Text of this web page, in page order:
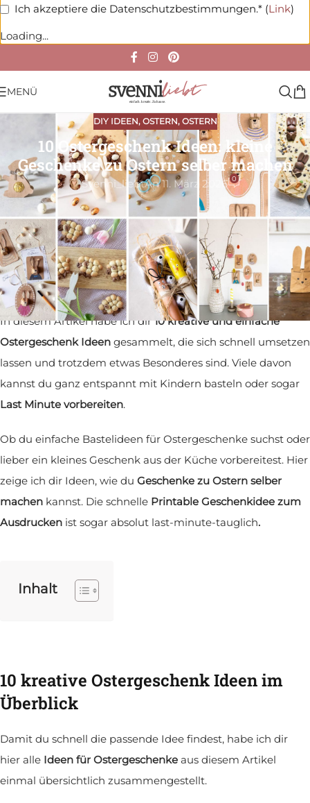
Ich akzeptiere die Datenschutzbestimmungen.* (Link)
Loading...
MENÜ
DIY IDEEN, OSTERN, OSTERN
10 Ostergeschenk Ideen: kleine
Geschenke zu Ostern selber machen
Svenni_liebtAn 11. März 2026 0
Ostergeschenkemache ich gerne selber und verschenke sie
zu Osternals kleine Aufmerksamkeit.Denn ich finde, es
sind oft die kleinen Dinge, die besonders viel Freude
machen – vor allem, wenn sie mit ein bisschen Zeit und
Liebe selbst gebastelt wurden.
In diesem Artikel habe ich dir10 kreative und einfache
Ostergeschenk Ideen gesammelt, die sich schnell umsetzen
lassen und trotzdem etwas Besonderes sind. Viele davon
kannst du ganz entspannt mit Kindern basteln oder sogar
Last Minute vorbereiten.
Ob du einfache Bastelideen für Ostergeschenke suchst oder
lieber ein kleines Geschenk aus der Küche vorbereitest. Hier
zeige ich dir Ideen, wie du Geschenke zu Ostern selber
machen kannst. Die schnelle Printable Geschenkidee zum
Ausdrucken ist sogar absolut last-minute-tauglich.
Inhalt
10 kreative Ostergeschenk Ideen im
Überblick
Damit du schnell die passende Idee findest, habe ich dir
hier alle Ideen für Ostergeschenke aus diesem Artikel
einmal übersichtlich zusammengestellt.